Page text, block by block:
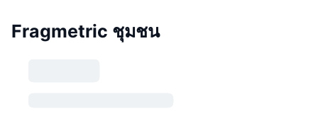
Fragmetric ชุมชน